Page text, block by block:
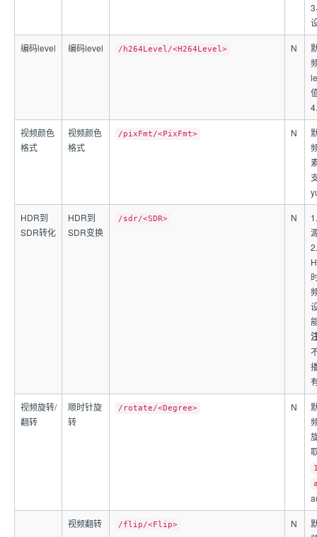
编码level 编码level /h264Level/<H264Level> N
视频颜色
格式
视频颜色
格式
/pixFmt/<PixFmt> N
HDR到
SDR转化
HDR到
SDR变换
/sdr/<SDR> N
视频旋转/
翻转
顺时针旋
转
/rotate/<Degree> N
视频翻转 /flip/<Flip> N